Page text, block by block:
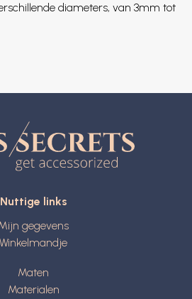
diameters, van 3mm tot
Nuttige links
gegevens
Winkelmandje
Maten
Materialen